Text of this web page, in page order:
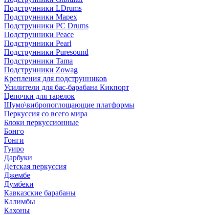
Подструнники LDrums
Подструнники Mapex
Подструнники PC Drums
Подструнники Peace
Подструнники Pearl
Подструнники Puresound
Подструнники Tama
Подструнники Zowag
Крепления для подструнников
Усилители для бас-барабана Кикпорт
Цепочки для тарелок
Шумо\вибропоглощающие платформы
Перкуссия со всего мира
Блоки перкуссионные
Бонго
Гонги
Гуиро
Дарбуки
Детская перкуссия
Джембе
Думбеки
Кавказские барабаны
Калимбы
Кахоны